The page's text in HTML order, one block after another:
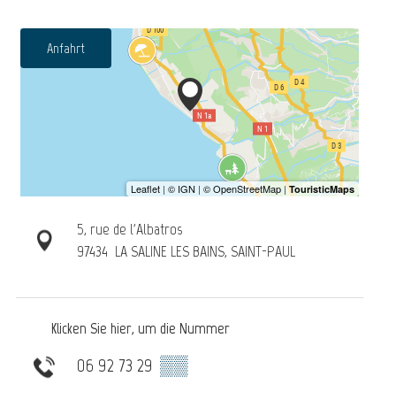
Anfahrt
5, rue de l'Albatros
97434 LA SALINE LES BAINS, SAINT-PAUL
Klicken Sie hier, um die Nummer
06 92 73 29 ▒▒